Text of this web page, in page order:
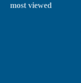
most viewed